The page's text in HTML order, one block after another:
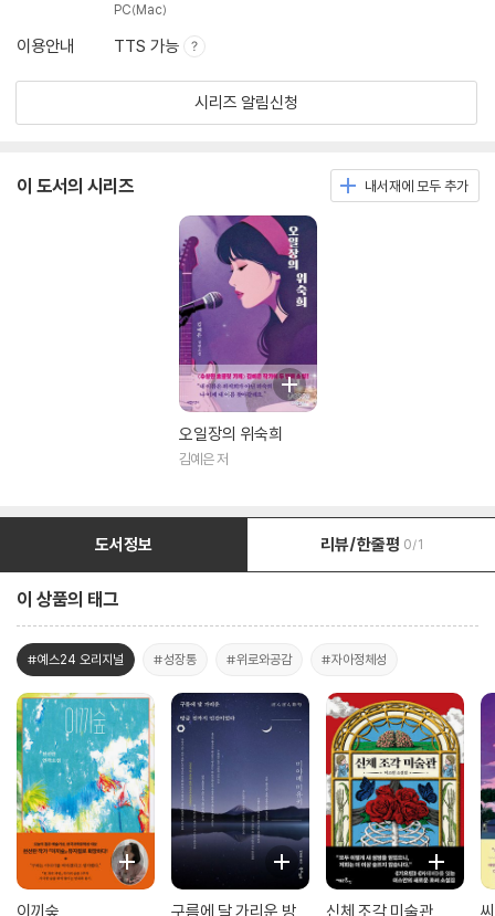
PC(Mac)
이용안내 TTS 가능
시리즈 알림신청
이 도서의 시리즈 내서재에 모두 추가
오일장의 위숙희
김예은 저
도서정보 리뷰/한줄평 0/1
이 상품의 태그
#예스24 오리지널 #성장통 #위로와공감 #자아정체성
이끼숲
구름에 달 가리운 방
신체 조각 미술관